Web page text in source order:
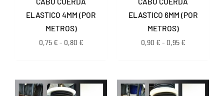
ELASTICO 4MM (POR
METROS)
0,75 € - 0,80 €
ELASTICO 6MM (POR
METROS)
0,90 € - 0,95 €
Rango
Rango